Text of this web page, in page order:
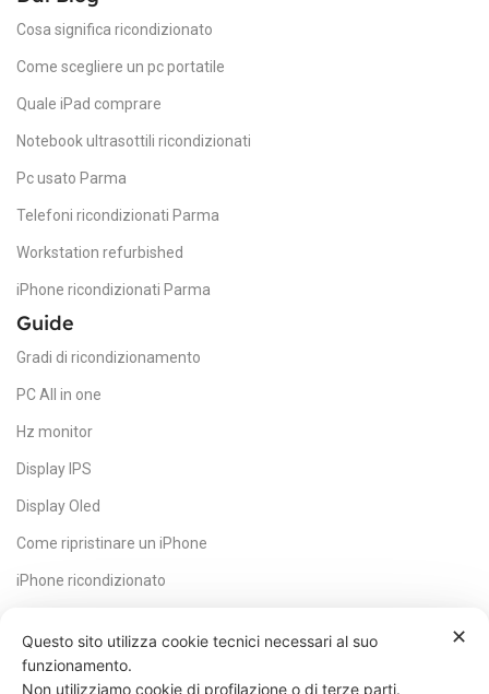
Cosa significa ricondizionato
Come scegliere un pc portatile
Quale iPad comprare
Notebook ultrasottili ricondizionati
Pc usato Parma
Telefoni ricondizionati Parma
Workstation refurbished
iPhone ricondizionati Parma
Guide
Gradi di ricondizionamento
PC All in one
Hz monitor
Display IPS
Display Oled
Come ripristinare un iPhone
iPhone ricondizionato
✕
Questo sito utilizza cookie tecnici necessari al suo
funzionamento.
Non utilizziamo cookie di profilazione o di terze parti.